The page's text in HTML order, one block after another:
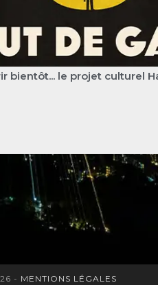
projet culturel Haut de
- MENTIONS LÉGALES